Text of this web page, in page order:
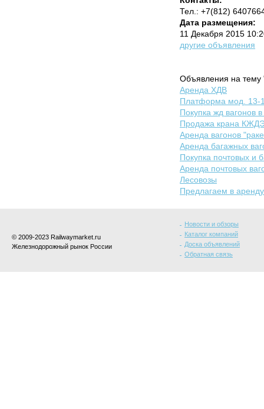
Тел.: +7(812)
Дата размещения:
11 Декабря 2015
другие объявления
Объявления на тему
Аренда ХДВ
Платформа мод. 13-
Покупка жд вагонов
Продажа крана
Аренда вагонов
Аренда багажных
Покупка почтовых и
Аренда почтовых
Лесовозы
Предлагаем в
© 2009-2023 Railwaymarket.ru
Железнодорожный рынок России
Новости и обзоры
Каталог компаний
Доска объявлений
Обратная связь